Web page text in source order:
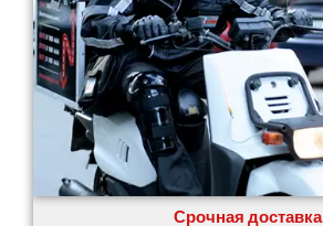
Обухов
Обуховка
Одесса
Острог
Павлоград
Переяслав
Первомайск
Песочин
Петриков
Срочная доставка